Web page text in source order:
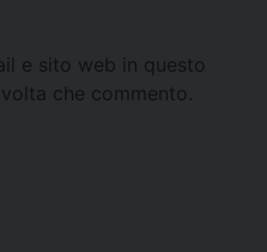
e sito web in questo
che commento.